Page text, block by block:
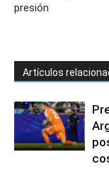
presión
Artículos